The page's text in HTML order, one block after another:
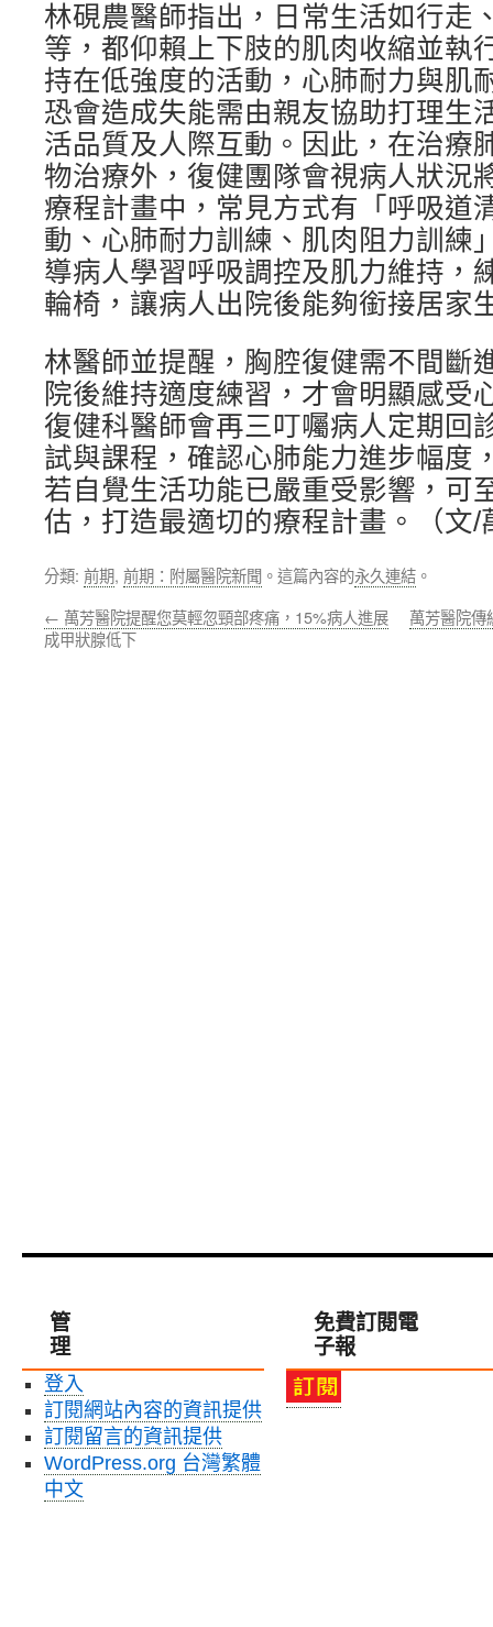
林硯農醫師指出，日常生活如行走
等，都仰賴上下肢的肌肉收縮並執
持在低強度的活動，心肺耐力與肌
恐會造成失能需由親友協助打理生
活品質及人際互動。因此，在治療
物治療外，復健團隊會視病人狀況
療程計畫中，常見方式有「呼吸道
動、心肺耐力訓練、肌肉阻力訓練
導病人學習呼吸調控及肌力維持，
輪椅，讓病人出院後能夠銜接居家
林醫師並提醒，胸腔復健需不間斷
院後維持適度練習，才會明顯感受
復健科醫師會再三叮囑病人定期回
試與課程，確認心肺能力進步幅度
若自覺生活功能已嚴重受影響，可
估，打造最適切的療程計畫。（文/
分類: 前期, 前期：附屬醫院新聞 。這篇內容的永久連結 。
← 萬芳醫院提醒您莫輕忽頸部疼痛，15%病人進展
成甲狀腺低下
萬芳醫院傳
管
理
登入
訂閱網站內容的資訊提供
訂閱留言的資訊提供
WordPress.org 台灣繁體
中文
免費訂閱電
子報